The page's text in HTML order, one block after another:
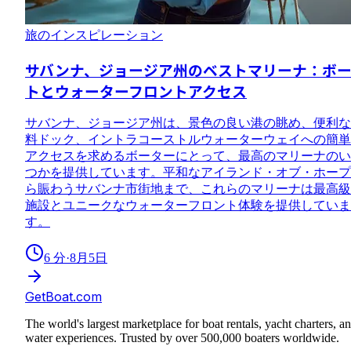
旅のインスピレーション
サバンナ、ジョージア州のベストマリーナ：ボー
トとウォーターフロントアクセス
サバンナ、ジョージア州は、景色の良い港の眺め、便利
料ドック、イントラコーストルウォーターウェイへの簡
アクセスを求めるボーターにとって、最高のマリーナの
つかを提供しています。平和なアイランド・オブ・ホー
ら賑わうサバンナ市街地まで、これらのマリーナは最高
施設とユニークなウォーターフロント体験を提供していま
す。
6 分·8月5日
GetBoat.com
The world's largest marketplace for boat rentals, yacht charters,
water experiences. Trusted by over 500,000 boaters worldwide.